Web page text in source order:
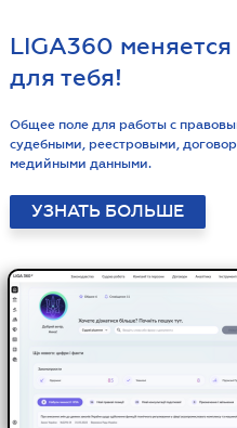
LIGA360 меняется
для тебя!
Общее поле для работы с
судебными, реестровыми,
медийными данными.
УЗНАТЬ БОЛЬШЕ